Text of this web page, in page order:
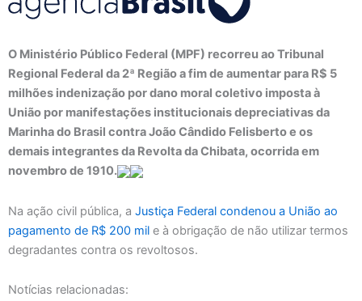
O Ministério Público Federal (MPF) recorreu ao Tribunal
Regional Federal da 2ª Região a fim de aumentar para R$ 5
milhões indenização por dano moral coletivo imposta à
União por manifestações institucionais depreciativas da
Marinha do Brasil contra João Cândido Felisberto e os
demais integrantes da Revolta da Chibata, ocorrida em
novembro de 1910.
Na ação civil pública, a Justiça Federal condenou a União ao
pagamento de R$ 200 mil e à obrigação de não utilizar termos
degradantes contra os revoltosos.
Notícias relacionadas: